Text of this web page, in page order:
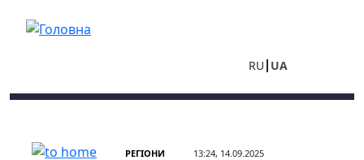
RU UA
РЕГІОНИ 13:24, 14.09.2025